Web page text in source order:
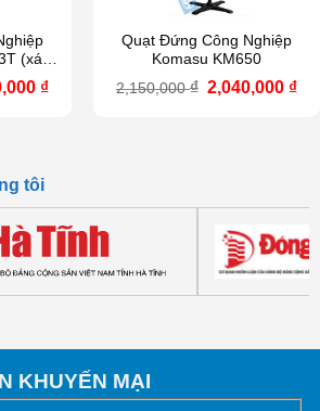
(xám
₫Giá
Quạt Đứng Công Nghiệp
Komasu KM650
2,150,000₫ Giá
2,040,000 ₫
tôi
KHUYẾN MẠI